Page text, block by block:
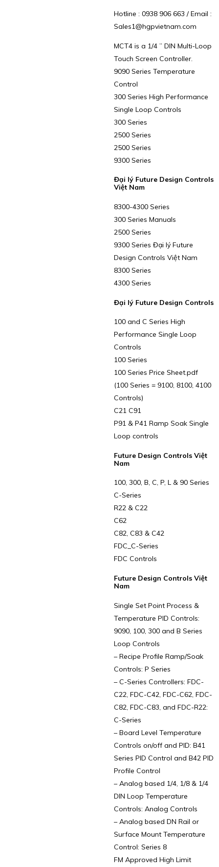
Hotline : 0938 906 663 / Email :
Sales1@hgpvietnam.com
MCT4 is a 1/4 ” DIN Multi-Loop
Touch Screen Controller.
9090 Series Temperature
Control
300 Series High Performance
Single Loop Controls
300 Series
2500 Series
2500 Series
9300 Series
Đại lý Future Design Controls
Việt Nam
8300-4300 Series
300 Series Manuals
2500 Series
9300 Series Đại lý Future
Design Controls Việt Nam
8300 Series
4300 Series
Đại lý Future Design Controls
100 and C Series High
Performance Single Loop
Controls
100 Series
100 Series Price Sheet.pdf
(100 Series = 9100, 8100, 4100
Controls)
C21 C91
P91 & P41 Ramp Soak Single
Loop controls
Future Design Controls Việt
Nam
100, 300, B, C, P, L & 90 Series
C-Series
R22 & C22
C62
C82, C83 & C42
FDC_C-Series
FDC Controls
Future Design Controls Việt
Nam
Single Set Point Process &
Temperature PID Controls:
9090, 100, 300 and B Series
Loop Controls
– Recipe Profile Ramp/Soak
Controls: P Series
– C-Series Controllers: FDC-
C22, FDC-C42, FDC-C62, FDC-
C82, FDC-C83, and FDC-R22:
C-Series
– Board Level Temperature
Controls on/off and PID: B41
Series PID Control and B42 PID
Profile Control
– Analog based 1/4, 1/8 & 1/4
DIN Loop Temperature
Controls: Analog Controls
– Analog based DN Rail or
Surface Mount Temperature
Control: Series 8
FM Approved High Limit